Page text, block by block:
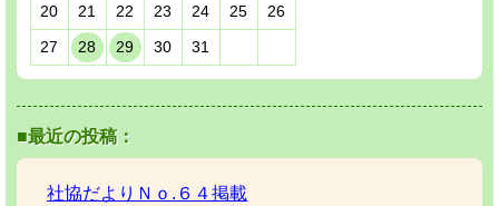
20
21 22 23 24 25
26
27
28 29 30 31
■最近の投稿：
社協だよりＮｏ.６４掲載